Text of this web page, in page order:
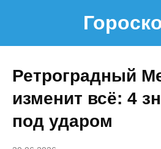
Ретроградный
изменит всё: 4
под ударом